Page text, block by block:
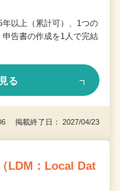
年以上（累計可）、1つの
告書の作成を1人で完結
る
掲載終了日： 2027/04/23
LDM：Local Dat